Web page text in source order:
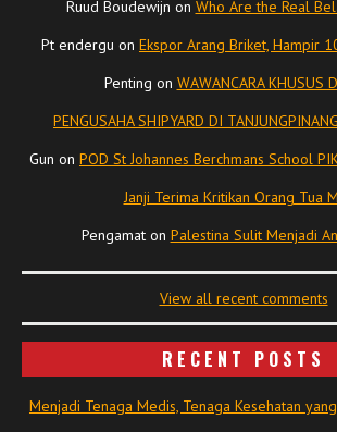
Ruud Boudewijn on Who Are the Real
Pt endergu on Ekspor Arang Briket, Hampir
Penting on WAWANCARA KHUSUS
PENGUSAHA SHIPYARD DI
Gun on POD St Johannes Berchmans School
Janji Terima Kritikan Orang Tua
Pengamaton Palestina Sulit Menjadi
View all recent comments
RECENT POSTS
Menjadi Tenaga Medis, Tenaga Kesehatan